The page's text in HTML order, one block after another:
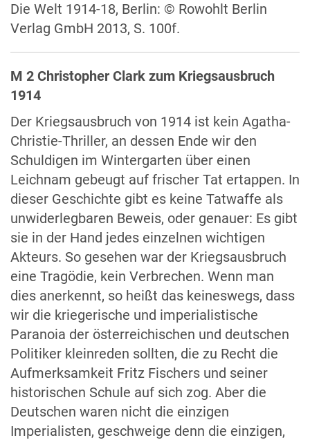
Die Welt 1914-18, Berlin: © Rowohlt Berlin
Verlag GmbH 2013, S. 100f.
M 2 Christopher Clark zum Kriegsausbruch
1914
Der Kriegsausbruch von 1914 ist kein Agatha-
Christie-Thriller, an dessen Ende wir den
Schuldigen im Wintergarten über einen
Leichnam gebeugt auf frischer Tat ertappen. In
dieser Geschichte gibt es keine Tatwaffe als
unwiderlegbaren Beweis, oder genauer: Es gibt
sie in der Hand jedes einzelnen wichtigen
Akteurs. So gesehen war der Kriegsausbruch
eine Tragödie, kein Verbrechen. Wenn man
dies anerkennt, so heißt das keineswegs, dass
wir die kriegerische und imperialistische
Paranoia der österreichischen und deutschen
Politiker kleinreden sollten, die zu Recht die
Aufmerksamkeit Fritz Fischers und seiner
historischen Schule auf sich zog. Aber die
Deutschen waren nicht die einzigen
Imperialisten, geschweige denn die einzigen,